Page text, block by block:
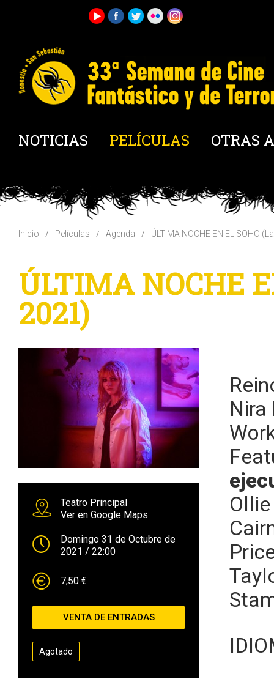
NOTICIAS PELÍCULAS OTRAS
Inicio Películas Agenda ÚLTIMA NOCHE EN EL SOHO
ÚLTIMA NOCHE
2021)
Teatro Principal
Ver en Google Maps
Domingo 31 de Octubre de
2021 / 22:00
7,50 €
VENTA DE ENTRADAS
Agotado
Nira